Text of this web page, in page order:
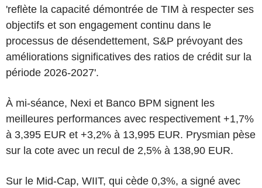
'reflète la capacité démontrée de TIM à respecter ses
objectifs et son engagement continu dans le
processus de désendettement, S&P prévoyant des
améliorations significatives des ratios de crédit sur la
période 2026-2027'.
À mi-séance, Nexi et Banco BPM signent les
meilleures performances avec respectivement +1,7%
à 3,395 EUR et +3,2% à 13,995 EUR. Prysmian pèse
sur la cote avec un recul de 2,5% à 138,90 EUR.
Sur le Mid-Cap, WIIT, qui cède 0,3%, a signé avec